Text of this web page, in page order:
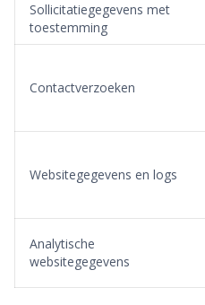
Sollicitatiegegevens met
toestemming
Contactverzoeken
Websitegegevens en logs
Analytische
websitegegevens